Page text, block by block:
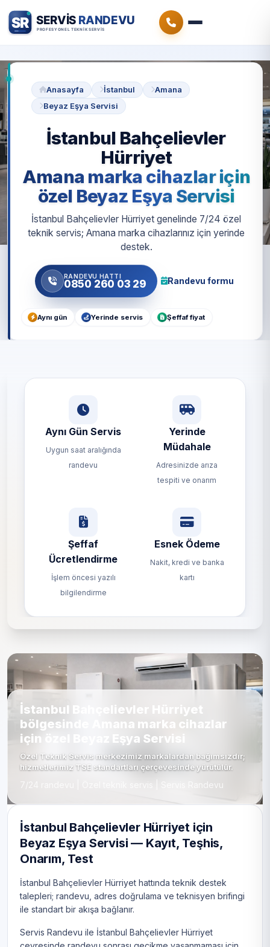
Anasayfa İstanbul
Amana
Beyaz Eşya Servisi
İstanbul Bahçelievler
Hürriyet
Amana marka cihazlar için
özel Beyaz Eşya Servisi
İstanbul Bahçelievler Hürriyet genelinde 7/24 özel
teknik servis; Amana marka cihazlarınız için yerinde
destek.
RANDEVU HATTI
0850 260 03 29 Randevu formu
Aynı gün Yerinde servis Şeffaf fiyat
Aynı Gün Servis
Uygun saat aralığında
randevu
Yerinde
Müdahale
Adresinizde arıza
tespiti ve onarım
Şeffaf
Ücretlendirme
İşlem öncesi yazılı
bilgilendirme
Esnek Ödeme
Nakit, kredi ve banka
kartı
İstanbul Bahçelievler Hürriyet
bölgesinde Amana marka cihazlar
için özel Beyaz Eşya Servisi
Özel Teknik Servis merkezimiz markalardan bağımsızdır;
hizmetlerimiz TSE standartları çerçevesinde yürütülür.
7/24 randevu | Özel teknik servis | Servis Randevu
İstanbul Bahçelievler Hürriyet için
Beyaz Eşya Servisi — Kayıt, Teşhis,
Onarım, Test
İstanbul Bahçelievler Hürriyet hattında teknik destek
talepleri; randevu, adres doğrulama ve teknisyen brifingi
ile standart bir akışa bağlanır.
Servis Randevu ile İstanbul Bahçelievler Hürriyet